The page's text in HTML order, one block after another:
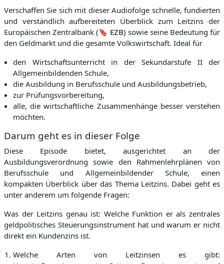
Verschaffen Sie sich mit dieser Audiofolge schnelle, fundierten
und verständlich aufbereiteten Überblick zum Leitzins der
Europäischen Zentralbank (
EZB) sowie seine Bedeutung für
den Geldmarkt und die gesamte Volkswirtschaft. Ideal für
den Wirtschaftsunterricht in der Sekundarstufe II der
Allgemeinbildenden Schule,
die Ausbildung in Berufsschule und Ausbildungsbetrieb,
zur Prüfungsvorbereitung,
alle, die wirtschaftliche Zusammenhänge besser verstehen
möchten.
Darum geht es in dieser Folge
Diese Episode bietet, ausgerichtet an der
Ausbildungsverordnung sowie den Rahmenlehrplänen von
Berufsschule und Allgemeinbildender Schule, einen
kompakten Überblick über das Thema Leitzins. Dabei geht es
unter anderem um folgende Fragen:
Was der Leitzins genau ist: Welche Funktion er als zentrales
geldpolitisches Steuerungsinstrument hat und warum er nicht
direkt ein Kundenzins ist.
Welche Arten von Leitzinsen es gibt: